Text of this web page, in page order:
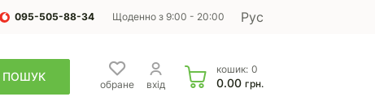
095-505-88-34 Щоденно з 9:00 - 20:00 Рус
ПОШУК
обране вхід
кошик: 0
0.00 грн.